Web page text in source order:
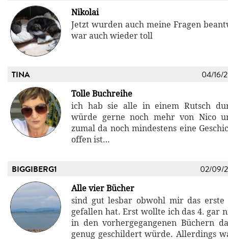
Nikolai
Jetzt wurden auch meine Fragen
war auch wieder toll
TINA 04/16/
Tolle Buchreihe
ich hab sie alle in einem Rutsch
würde gerne noch mehr von Nico
zumal da noch mindestens eine
offen ist…
BIGGIBERG1 02/09/
Alle vier Bücher
sind gut lesbar obwohl mir das erste
gefallen hat. Erst wollte ich das 4. gar
in den vorhergegangenen Büchern
genug geschildert würde. Allerdings